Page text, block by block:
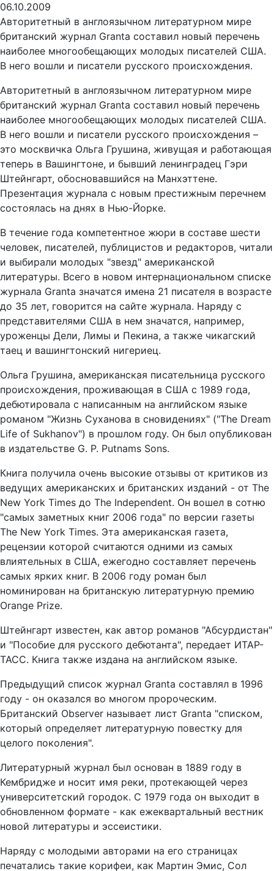
06.10.2009
Авторитетный в англоязычном литературном мире
британский журнал Granta составил новый перечень
наиболее многообещающих молодых писателей США.
В него вошли и писатели русского происхождения.
Авторитетный в англоязычном литературном мире
британский журнал Granta составил новый перечень
наиболее многообещающих молодых писателей США.
В него вошли и писатели русского происхождения –
это москвичка Ольга Грушина, живущая и работающая
теперь в Вашингтоне, и бывший ленинградец Гэри
Штейнгарт, обосновавшийся на Манхэттене.
Презентация журнала с новым престижным перечнем
состоялась на днях в Нью-Йорке.
В течение года компетентное жюри в составе шести
человек, писателей, публицистов и редакторов, читали
и выбирали молодых "звезд" американской
литературы. Всего в новом интернациональном списке
журнала Granta значатся имена 21 писателя в возрасте
до 35 лет, говорится на сайте журнала. Наряду с
представителями США в нем значатся, например,
уроженцы Дели, Лимы и Пекина, а также чикагский
таец и вашингтонский нигериец.
Ольга Грушина, американская писательница русского
происхождения, проживающая в США с 1989 года,
дебютировала с написанным на английском языке
романом "Жизнь Суханова в сновидениях" ("The Dream
Life of Sukhanov") в прошлом году. Он был опубликован
в издательстве G. P. Putnams Sons.
Книга получила очень высокие отзывы от критиков из
ведущих американских и британских изданий - от The
New York Times до The Independent. Он вошел в сотню
"самых заметных книг 2006 года" по версии газеты
The New York Times. Эта американская газета,
рецензии которой считаются одними из самых
влиятельных в США, ежегодно составляет перечень
самых ярких книг. В 2006 году роман был
номинирован на британскую литературную премию
Orange Prize.
Штейнгарт известен, как автор романов "Абсурдистан"
и "Пособие для русского дебютанта", передает ИТАР-
ТАСС. Книга также издана на английском языке.
Предыдущий список журнал Granta составлял в 1996
году - он оказался во многом пророческим.
Британский Observer называет лист Granta "списком,
который определяет литературную повестку для
целого поколения".
Литературный журнал был основан в 1889 году в
Кембридже и носит имя реки, протекающей через
университетский городок. С 1979 года он выходит в
обновленном формате - как ежеквартальный вестник
новой литературы и эссеистики.
Наряду с молодыми авторами на его страницах
печатались такие корифеи, как Мартин Эмис, Сол